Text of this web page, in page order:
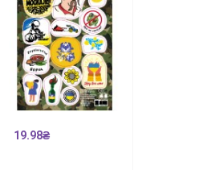
19.98₴